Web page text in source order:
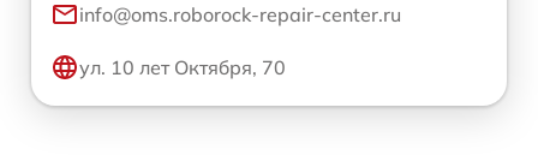
info@oms.roborock-repair-center.ru
ул. 10 лет Октября, 70